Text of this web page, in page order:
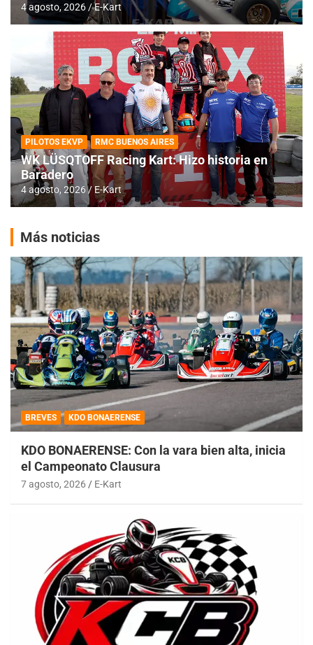
4 agosto, 2026 E-Kart
PILOTOS EKVP RMC BUENOS AIRES
WK LÜSQTOFF Racing Kart: Hizo historia en
Baradero
4 agosto, 2026 E-Kart
Más noticias
BREVES KDO BONAERENSE
KDO BONAERENSE: Con la vara bien alta, inicia
el Campeonato Clausura
7 agosto, 2026 E-Kart